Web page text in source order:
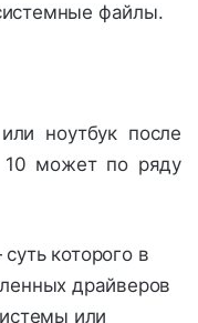
файлы.
ноутбук после
10 может по ряду
которого в
драйверов
или